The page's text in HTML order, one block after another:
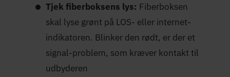
Tjek fiberboksens lys: Fiberboksen
skal lyse grønt på LOS- eller internet-
indikatoren. Blinker den rødt, er der et
signal-problem, som kræver kontakt til
udbyderen